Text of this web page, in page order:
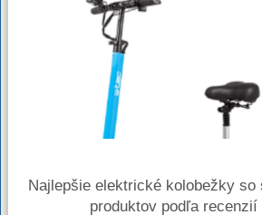
Najlepšie elektrické kolobežky so
produktov podľa